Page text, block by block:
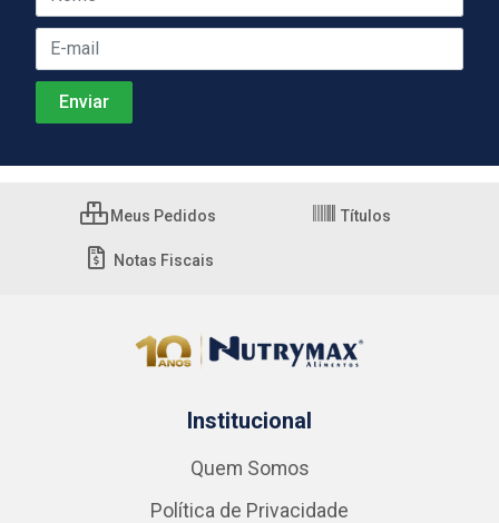
Meus Pedidos Títulos
Notas Fiscais
Institucional
Quem Somos
Política de Privacidade